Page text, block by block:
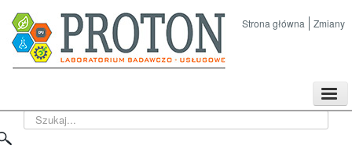
Strona główna Zmiany
Szukaj...